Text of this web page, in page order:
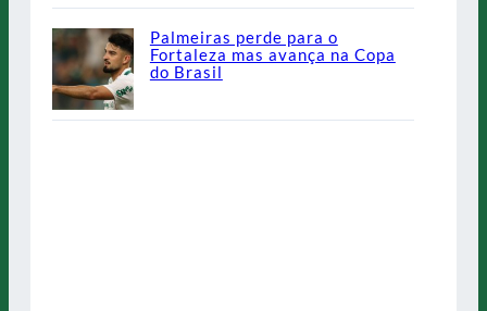
Palmeiras perde para o
Fortaleza mas avança na Copa
do Brasil